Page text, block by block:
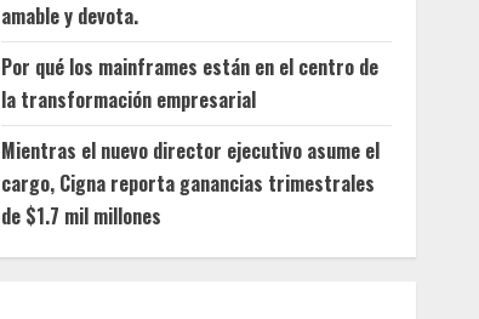
amable y devota.
Por qué los mainframes están en el centro de
la transformación empresarial
Mientras el nuevo director ejecutivo asume el
cargo, Cigna reporta ganancias trimestrales
de $1.7 mil millones